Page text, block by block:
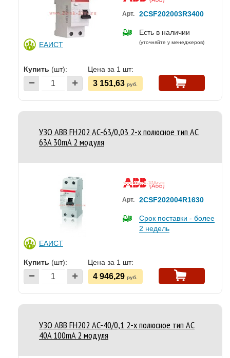
ЕАИСТ
Арт. 2CSF202003R3400
Есть в наличии
(уточняйте у менеджеров)
Купить (шт): Цена за 1 шт:
3 151,63 руб.
УЗО ABB FH202 AC-63/0,03 2-х полюсное тип AC
63A 30mA 2 модуля
ЕАИСТ
Арт. 2CSF202004R1630
Срок поставки - более
2 недель
Купить (шт): Цена за 1 шт:
4 946,29 руб.
УЗО ABB FH202 AC-40/0,1 2-х полюсное тип AC
40A 100mA 2 модуля